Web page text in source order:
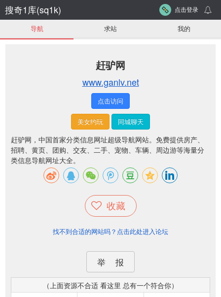
搜奇1库(sq1k) 点击登录
导航 求站 我的
赶驴网
www.ganlv.net
点击访问
美女约玩 同城聊天
赶驴网，中国首家分类信息网址超级导航网站。免费提供房产、
招聘、黄页、团购、交友、二手、宠物、车辆、周边游等海量分
类信息导航网址大全。
收藏
找不到合适的网站吗？点击此处进入论坛
举 报
（上面资源不合适 看这里 总有一个符合你）